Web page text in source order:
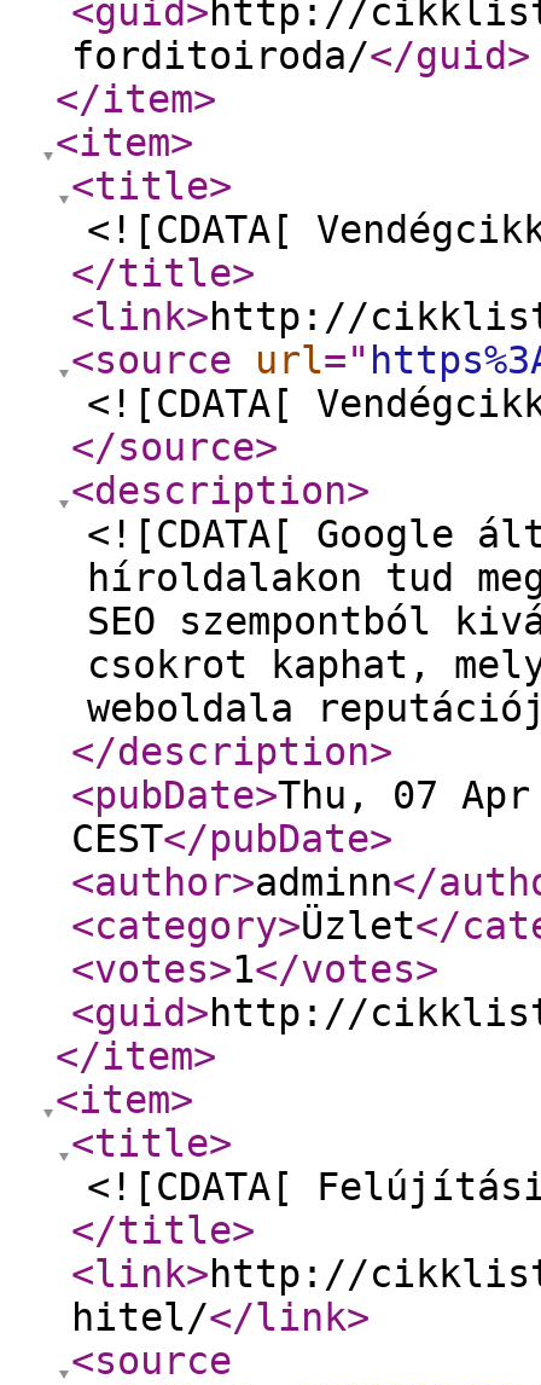
<guid>http://
forditoiroda/</guid>
</item>
<item>
<title>
<![CDATA[
</title>
<link>http://
<source
url="
<![CDATA[
</source>
<description>
<![CDATA[ Google
híroldalakon tud
SEO szempontból
csokrot kaphat,
weboldala
</description>
<pubDate>Thu, 07
CEST</pubDate>
<author>adminn</
<category>Üzlet</
<votes>1</votes>
<guid>http://
</item>
<item>
<title>
<![CDATA[
</title>
<link>http://
hitel/</link>
<source